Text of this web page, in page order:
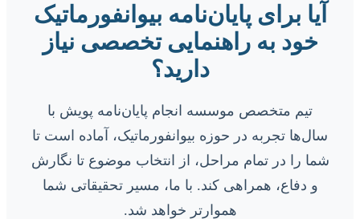
آیا برای پایان‌نامه بیوانفورماتیک
خود به راهنمایی تخصصی نیاز
دارید؟
تیم متخصص موسسه انجام پایان‌نامه پویش با
سال‌ها تجربه در حوزه بیوانفورماتیک، آماده است تا
شما را در تمام مراحل، از انتخاب موضوع تا نگارش
و دفاع، همراهی کند. با ما، مسیر تحقیقاتی شما
هموارتر خواهد شد.